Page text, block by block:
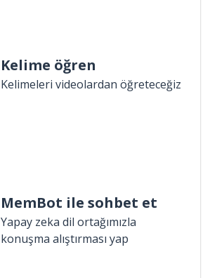
Kelime öğren
Kelimeleri videolardan öğreteceğiz
MemBot ile sohbet et
Yapay zeka dil ortağımızla
konuşma alıştırması yap